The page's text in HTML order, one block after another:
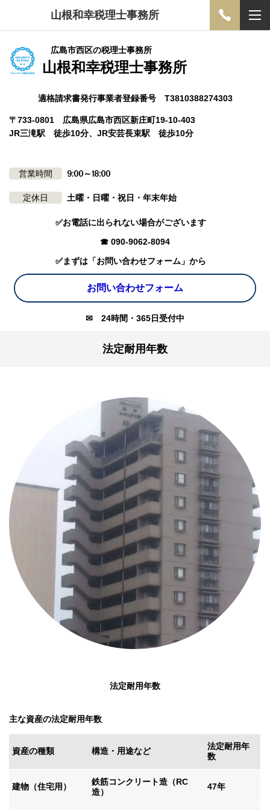
山根和幸税理士事務所
広島市西区の税理士事務所
山根和幸税理士事務所
適格請求書発行事業者登録番号 T3810388274303
〒733-0801 広島県広島市西区新庄町19-10-403
JR三滝駅 徒歩10分、JR安芸長束駅 徒歩10分
営業時間 9:00～18:00
定休日 土曜・日曜・祝日・年末年始
✅お電話に出られない場合がございます
☎ 090-9062-8094
✅まずは「お問い合わせフォーム」から
お問い合わせフォーム
✉ 24時間・365日受付中
法定耐用年数
法定耐用年数
主な資産の法定耐用年数
資産の種類 構造・用途など
法定耐用年
数
建物（住宅用）
鉄筋コンクリート造（RC
造）
47年